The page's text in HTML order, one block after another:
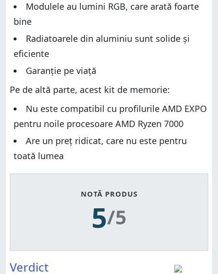
Modulele au lumini RGB, care arată foarte
bine
Radiatoarele din aluminiu sunt solide și
eficiente
Garanție pe viață
Pe de altă parte, acest kit de memorie:
Nu este compatibil cu profilurile AMD EXPO
pentru noile procesoare AMD Ryzen 7000
Are un preț ridicat, care nu este pentru
toată lumea
NOTĂ PRODUS
5/5
Verdict